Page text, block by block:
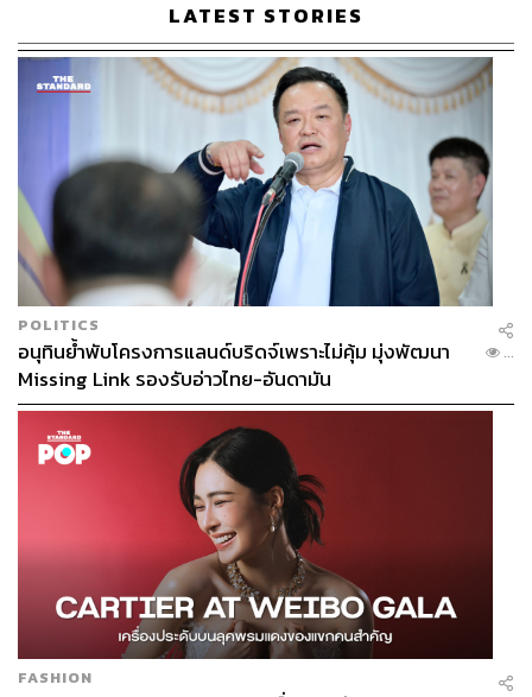
LATEST STORIES
POLITICS
อนุทินย้ำพับโครงการแลนด์บริดจ์เพราะไม่คุ้ม มุ่งพัฒนา
Missing Link รองรับอ่าวไทย-อันดามัน
...
FASHION